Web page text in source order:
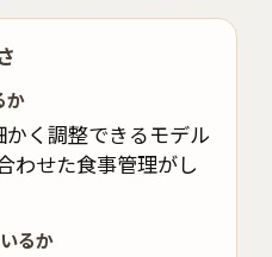
か
く調整できるモデル
わせた食事管理がし
るか